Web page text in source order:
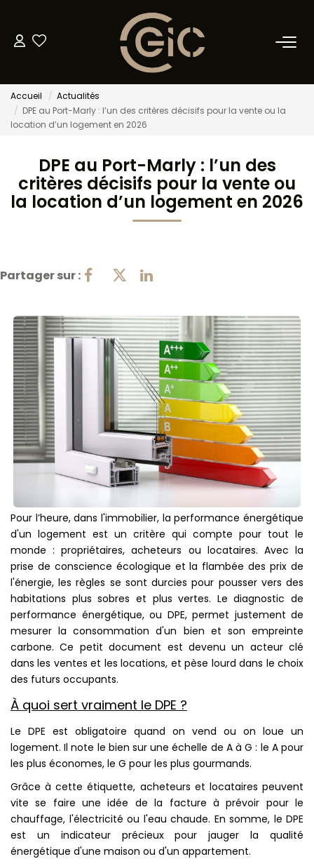
NOS BIENS
Acheter
Louer
METTRE EN LOCATION
GESTION LOCATIVE
NOS AGENCES
CONTACT
Accueil
Actualités
DPE au Port-Marly : l’un des critères décisifs pour la vente ou la
location d’un logement en 2026
DPE au Port-Marly : l’un des
critères décisifs pour la vente ou
la location d’un logement en 2026
Partager sur :
Pour l’heure, dans l'immobilier, la performance énergétique
d'un logement est un critère qui compte pour tout le
monde : propriétaires, acheteurs ou locataires. Avec la
prise de conscience écologique et la flambée des prix de
l'énergie, les règles se sont durcies pour pousser vers des
habitations plus sobres et plus vertes. Le diagnostic de
performance énergétique, ou DPE, permet justement de
mesurer la consommation d'un bien et son empreinte
carbone. Ce petit document est devenu un acteur clé
dans les ventes et les locations, et pèse lourd dans le choix
des futurs occupants.
À quoi sert vraiment le DPE ?
Le DPE est obligatoire quand on vend ou on loue un
logement. Il note le bien sur une échelle de A à G : le A pour
les plus économes, le G pour les plus gourmands.
Grâce à cette étiquette, acheteurs et locataires peuvent
vite se faire une idée de la facture à prévoir pour le
chauffage, l'électricité ou l'eau chaude. En somme, le DPE
est un indicateur précieux pour jauger la qualité
énergétique d'une maison ou d'un appartement.